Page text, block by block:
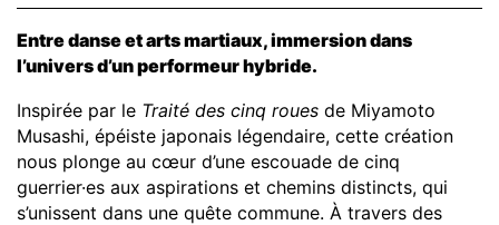
Entre danse et arts martiaux, immersion dans
l’univers d’un performeur hybride.
Inspirée par le Traité des cinq roues de Miyamoto
Musashi, épéiste japonais légendaire, cette création
nous plonge au cœur d’une escouade de cinq
guerrier·es aux aspirations et chemins distincts, qui
s’unissent dans une quête commune. À travers des